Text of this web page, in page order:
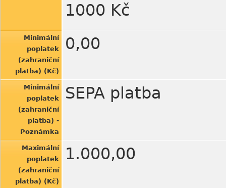
1000 Kč
Minimální
poplatek
(zahraniční
platba) (Kč)
0,00
Minimální
poplatek
(zahraniční
platba) -
Poznámka
SEPA platba
Maximální
poplatek
(zahraniční
platba) (Kč)
1.000,00